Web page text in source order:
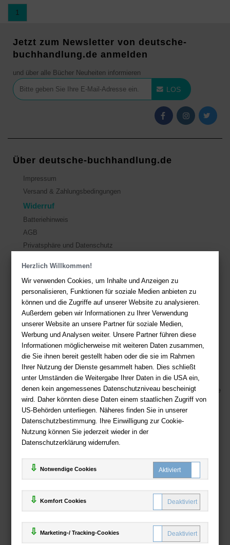
Herzlich Willkommen!
Wir verwenden Cookies, um Inhalte und Anzeigen zu
personalisieren, Funktionen für soziale Medien anbieten zu
können und die Zugriffe auf unserer Website zu analysieren.
Außerdem geben wir Informationen zu Ihrer Verwendung
unserer Website an unsere Partner für soziale Medien,
Werbung und Analysen weiter. Unsere Partner führen diese
Informationen möglicherweise mit weiteren Daten zusammen,
die Sie ihnen bereit gestellt haben oder die sie im Rahmen
Ihrer Nutzung der Dienste gesammelt haben. Dies schließt
unter Umständen die Weitergabe Ihrer Daten in die USA ein,
denen kein angemessenes Datenschutzniveau bescheinigt
wird. Daher könnten diese Daten einem staatlichen Zugriff von
US-Behörden unterliegen. Näheres finden Sie in unserer
Datenschutzbestimmung. Ihre Einwilligung zur Cookie-
Nutzung können Sie jederzeit wieder in der
Datenschutzerklärung widerrufen.
Notwendige Cookies
Komfort Cookies
Marketing-/ Tracking-Cookies
1
Jetzt zum Newsletter von deutsche-
buchhandlung.de anmelden
und über alle Bücher Neuheiten informieren
LOS
Über deutsche-buchhandlung.de
Impressum
Versand & Zahlungsbedingungen
Widerruf
Batteriehinweis
AGB
Privatsphäre und Datenschutz
Sie haben Fragen? Hier finden Sie Antworten auf häufig gestellte
Fragen.
Fragen per E-Mail: service@deutsche-buchhandlung.de
Telefon: +49 (0)511 - 982 684 41
Ihre Vorteile bei uns
Kostenloser Versand ab 36,- EUR Bestellwert
Sicherer Online Shop und Zahlung mit SSL-Verschlüsselung
Viele Zahlungsmethoden wie PayPal, Amazon Payment, Vorkasse
Zahlweisen